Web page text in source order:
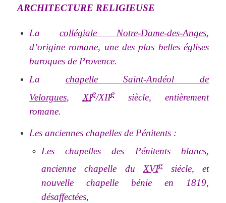
ARCHITECTURE RELIGIEUSE
La collégiale Notre-Dame-des-Anges,
d’origine romane, une des plus belles églises
baroques de Provence.
La chapelle Saint-Andéol de
Velorgues, XIe/XIIesiècle, entièrement
romane.
Les anciennes chapelles de Pénitents:
Les chapelles des Pénitents blancs,
ancienne chapelle du XVIe siécle, et
nouvelle chapelle bénie en 1819,
désaffectées,